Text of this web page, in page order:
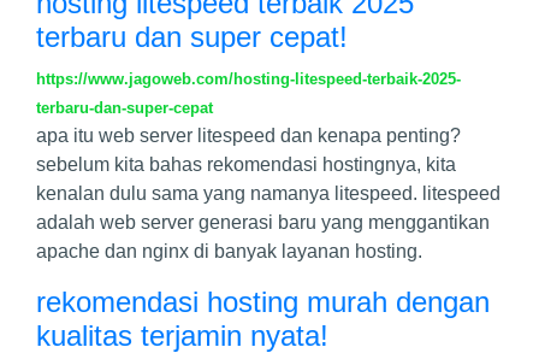
terbaru dan super cepat!
https://www.jagoweb.com/hosting-litespeed-terbaik-2025-
terbaru-dan-super-cepat
apa itu web server litespeed dan kenapa penting?
sebelum kita bahas rekomendasi hostingnya, kita
kenalan dulu sama yang namanya litespeed. litespeed
adalah web server generasi baru yang menggantikan
apache dan nginx di banyak layanan hosting.
rekomendasi hosting murah dengan
kualitas terjamin nyata!